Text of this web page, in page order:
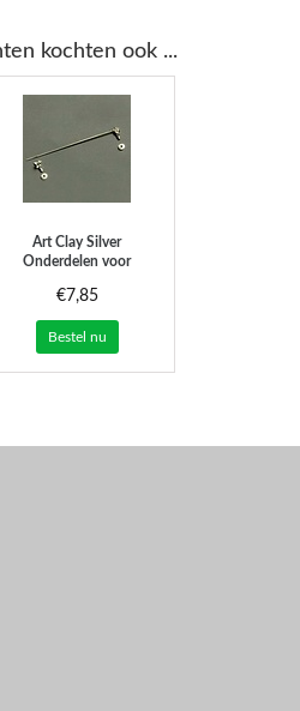
kochten ook ...
Art Clay Silver
Onderdelen voor
€7,85
Bestel nu